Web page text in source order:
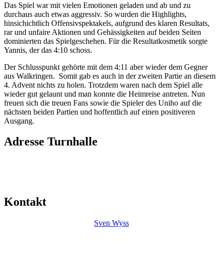
Das Spiel war mit vielen Emotionen geladen und ab und zu
durchaus auch etwas aggressiv. So wurden die Highlights,
hinsichichtlich Offensivspektakels, aufgrund des klaren Resultats,
rar und unfaire Aktionen und Gehässigkeiten auf beiden Seiten
dominierten das Spielgeschehen. Für die Resultatkosmetik sorgte
Yannis, der das 4:10 schoss.
Der Schlusspunkt gehörte mit dem 4:11 aber wieder dem Gegner
aus Walkringen. Somit gab es auch in der zweiten Partie an diesem
4. Advent nichts zu holen. Trotzdem waren nach dem Spiel alle
wieder gut gelaunt und man konnte die Heimreise antreten. Nun
freuen sich die treuen Fans sowie die Spieler des Uniho auf die
nächsten beiden Partien und hoffentlich auf einen positiveren
Ausgang.
Adresse Turnhalle
Kontakt
Sven Wyss